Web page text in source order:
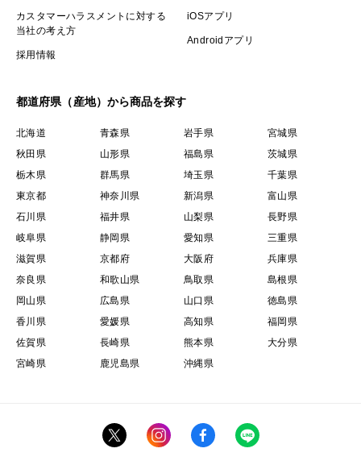
カスタマーハラスメントに対する
当社の考え方
採用情報
iOSアプリ
Androidアプリ
都道府県（産地）から商品を探す
北海道 青森県 岩手県
宮城県
秋田県
山形県 福島県
茨城県
栃木県
群馬県 埼玉県
千葉県
東京都
神奈川県 新潟県
富山県
石川県
福井県 山梨県
長野県
岐阜県
静岡県 愛知県
三重県
滋賀県
京都府 大阪府
兵庫県
奈良県
和歌山県 鳥取県
島根県
岡山県
広島県 山口県
徳島県
香川県
愛媛県 高知県
福岡県
佐賀県
長崎県 熊本県
大分県
宮崎県
鹿児島県 沖縄県